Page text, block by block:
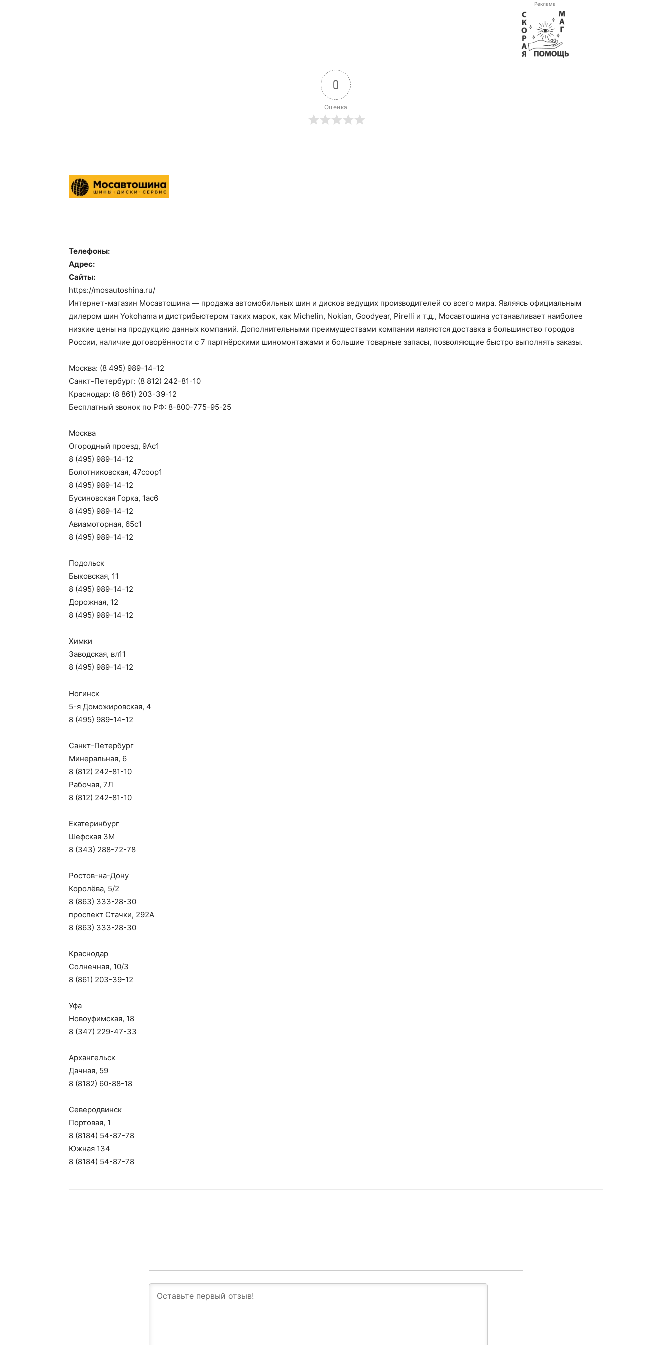
Реклама
0
Оценка
Телефоны:
Адрес:
Сайты:
https://mosautoshina.ru/
Интернет-магазин Мосавтошина — продажа автомобильных шин и дисков ведущих производителей со всего мира. Являясь официальным
дилером шин Yokohama и дистрибьютером таких марок, как Michelin, Nokian, Goodyear, Pirelli и т.д., Мосавтошина устанавливает наиболее
низкие цены на продукцию данных компаний. Дополнительными преимуществами компании являются доставка в большинство городов
России, наличие договорённости с 7 партнёрскими шиномонтажами и большие товарные запасы, позволяющие быстро выполнять заказы.
Москва: (8 495) 989-14-12
Санкт-Петербург: (8 812) 242-81-10
Краснодар: (8 861) 203-39-12
Бесплатный звонок по РФ: 8-800-775-95-25
Москва
Огородный проезд, 9Ас1
8 (495) 989-14-12
Болотниковская, 47соор1
8 (495) 989-14-12
Бусиновская Горка, 1ас6
8 (495) 989-14-12
Авиамоторная, 65с1
8 (495) 989-14-12
Подольск
Быковская, 11
8 (495) 989-14-12
Дорожная, 12
8 (495) 989-14-12
Химки
Заводская, вл11
8 (495) 989-14-12
Ногинск
5-я Доможировская, 4
8 (495) 989-14-12
Санкт-Петербург
Минеральная, 6
8 (812) 242-81-10
Рабочая, 7Л
8 (812) 242-81-10
Екатеринбург
Шефская 3М
8 (343) 288-72-78
Ростов-на-Дону
Королёва, 5/2
8 (863) 333-28-30
проспект Стачки, 292А
8 (863) 333-28-30
Краснодар
Солнечная, 10/3
8 (861) 203-39-12
Уфа
Новоуфимская, 18
8 (347) 229-47-33
Архангельск
Дачная, 59
8 (8182) 60-88-18
Северодвинск
Портовая, 1
8 (8184) 54-87-78
Южная 134
8 (8184) 54-87-78